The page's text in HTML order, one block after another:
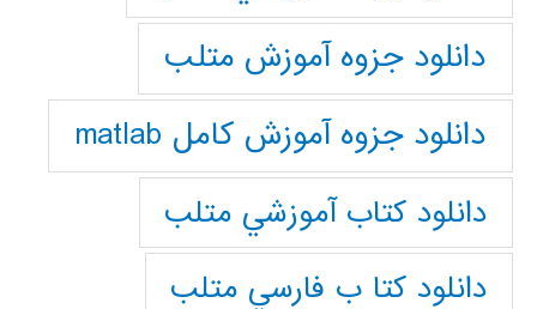
دانلود جزوه آموزش متلب
دانلود جزوه آموزش کامل matlab
دانلود كتاب آموزشي متلب
دانلود كتا ب فارسي متلب